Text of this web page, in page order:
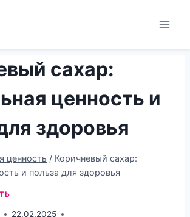
сахар:
ценность и
здоровья
ценность / Коричневый сахар:
и польза для здоровья
22.02.2025